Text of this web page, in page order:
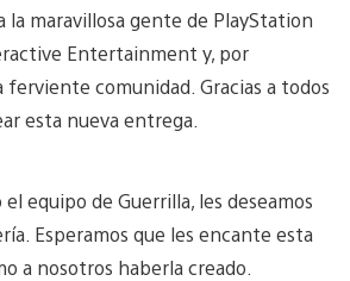
la maravillosa gente de PlayStation
Entertainment y, por
ferviente comunidad. Gracias a todos
esta nueva entrega.
equipo de Guerrilla, les deseamos
Esperamos que les encante esta
a nosotros haberla creado.